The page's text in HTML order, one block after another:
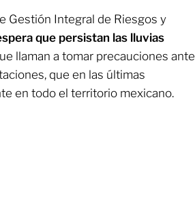
Gestión Integral de Riesgos y
que persistan las lluvias
llaman a tomar precauciones ante
que en las últimas
en todo el territorio mexicano.